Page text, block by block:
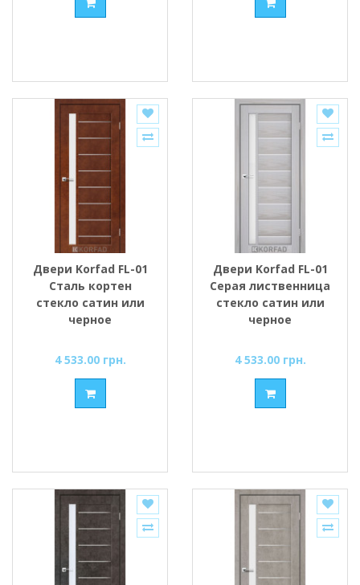
Двери Korfad FL-01
Сталь кортен
стекло сатин или
черное
4 533.00 грн.
Двери Korfad FL-01
Серая лиственница
стекло сатин или
черное
4 533.00 грн.